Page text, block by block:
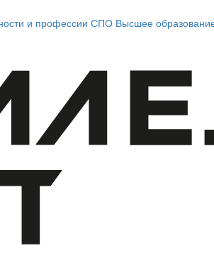
и профессии СПО Высшее